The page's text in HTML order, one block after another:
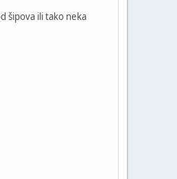
šipova ili tako neka